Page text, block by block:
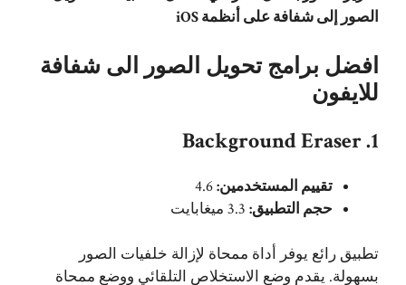
الصور إلى شفافة على أنظمة iOS
افضل برامج تحويل الصور الى شفافة
للايفون
1. Background Eraser
تقييم المستخدمين:
حجم التطبيق:
تطبيق رائع يوفر أداة ممحاة لإزالة خلفيات الصور
بسهولة. يقدم وضع الاستخلاص التلقائي ووضع ممحاة